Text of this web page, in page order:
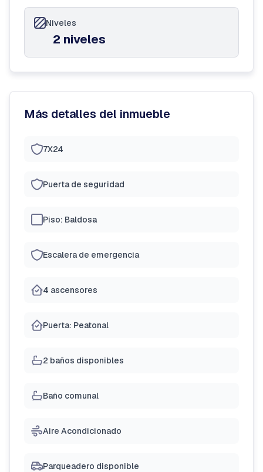
Niveles
2 niveles
Más detalles del inmueble
7X24
Puerta de seguridad
Piso: Baldosa
Escalera de emergencia
4 ascensores
Puerta: Peatonal
2 baños disponibles
Baño comunal
Aire Acondicionado
Parqueadero disponible